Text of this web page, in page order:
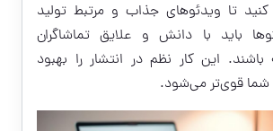
تا ویدئوهای جذاب و مرتبط تولید
باید با دانش و علایق تماشاگران
این کار نظم در انتشار را بهبود
شما قوی‌تر می‌شود.